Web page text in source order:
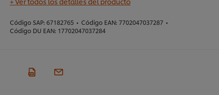
Código SAP: 67182765 • Código EAN: 7702047037287 •
Código DU EAN: 17702047037284